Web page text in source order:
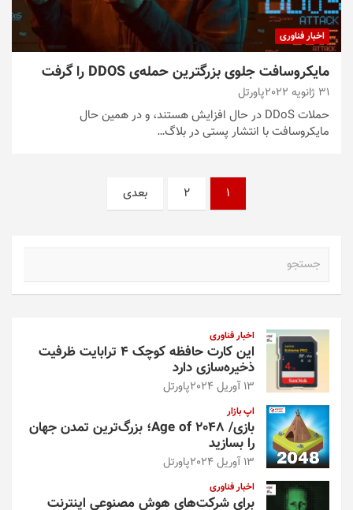
اخبار فناوری
مایکروسافت جلوی بزرگترین حمله‌ی DDOS را گرفت
31 ژانویه 2022 پاورتل
حملات DDoS در حال افزایش هستند، و در همین حال
مایکروسافت با انتشار پستی در بلاگ…
1
2 بعدی
اخبار فناوری
این کارت حافظه کوچک ۴ ترابایت ظرفیت
ذخیره‌سازی دارد
13 آوریل 2024 پاورتل
اپ بازار
بازی/ Age of 2048؛ بزرگ‌ترین تمدن جهان
را بسازید
13 آوریل 2024 پاورتل
اخبار فناوری
برای شرکت‌های هوش مصنوعی اینترنت